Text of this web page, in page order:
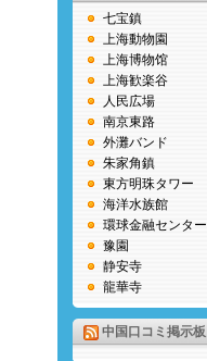
七宝鎮
上海動物園
上海博物馆
上海歓楽谷
人民広場
南京東路
外灘バンド
朱家角鎮
東方明珠タワー
海洋水族館
環球金融センター
豫園
静安寺
龍華寺
中国口コミ掲示板